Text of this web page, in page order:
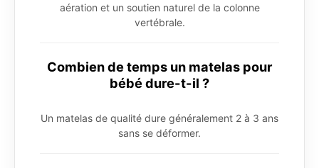
aération et un soutien naturel de la colonne
vertébrale.
Combien de temps un matelas pour
bébé dure-t-il ?
Un matelas de qualité dure généralement 2 à 3 ans
sans se déformer.